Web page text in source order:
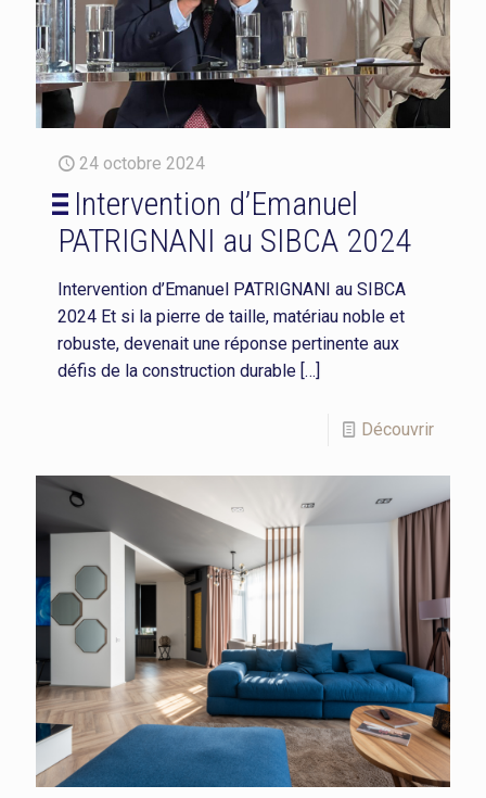
24 octobre 2024
Intervention d’Emanuel
PATRIGNANI au SIBCA 2024
Intervention d’Emanuel PATRIGNANI au SIBCA
2024 Et si la pierre de taille, matériau noble et
robuste, devenait une réponse pertinente aux
défis de la construction durable […]
Découvrir